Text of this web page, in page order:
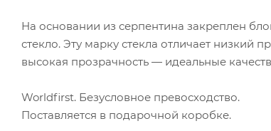
На основании из серпентина закреплен
стекло. Эту марку стекла отличает низкий
высокая прозрачность — идеальные
Worldfirst. Безусловное превосходство.
Поставляется в подарочной коробке.